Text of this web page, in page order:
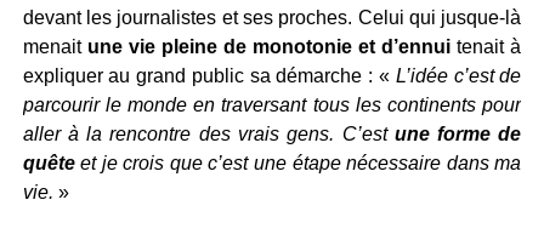
devant les journalistes et ses proches. Celui qui jusque-là
menait une vie pleine de monotonie et d’ennui tenait à
expliquer au grand public sa démarche : « L’idée c’est de
parcourir le monde en traversant tous les continents pour
aller à la rencontre des vrais gens. C’est une forme de
quêteet je crois que c’est une étape nécessaire dans ma
vie. »